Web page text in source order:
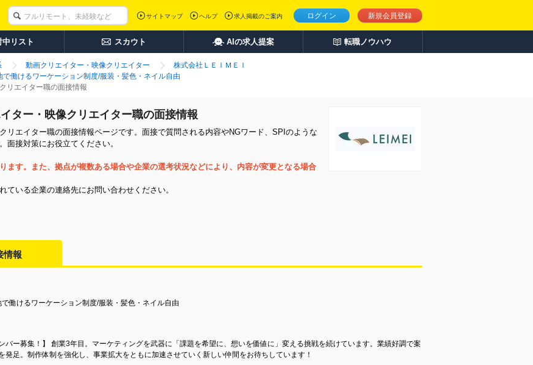
ログイン 新規会員登録
サイトマップ ヘルプ 求人掲載のご案内
中リスト スカウト AIの求人提案 転職ノウハウ
動画クリエイター・映像クリエイター
株式会社ＬＥＩＭＥＩ
働けるワーケーション制度/服装・髪色・ネイル自由
リエイター職の面接情報
ター・映像クリエイター職の面接情報
リエイター職の面接情報ページです。面接で質問される内容やNGワード、SPIのような
面接対策にお役立てください。
ます。また、拠点が複数ある場合や企業の選考状況などにより、内容が変更となる場合
いる企業の連絡先にお問い合わせください。
情報
働けるワーケーション制度/服装・髪色・ネイル自由
バー募集！】 創業3年目。マーケティングを武器に「課題を希望に、想いを価値に」変える挑戦を続けています。業績好調で案
足。制作体制を強化し、事業拡大をともに加速させていく新しい仲間をお待ちしています！